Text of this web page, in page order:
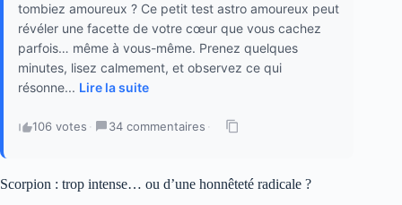
tombiez amoureux ? Ce petit test astro amoureux peut
révéler une facette de votre cœur que vous cachez
parfois… même à vous-même. Prenez quelques
minutes, lisez calmement, et observez ce qui
résonne... Lire la suite
106 votes · 34 commentaires ·
Scorpion : trop intense… ou d’une honnêteté radicale ?